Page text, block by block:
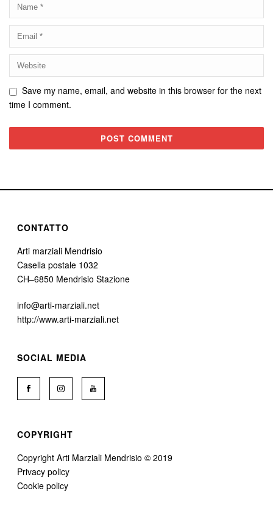
Save my name, email, and website in this browser for the next
time I comment.
CONTATTO
Arti marziali Mendrisio
Casella postale 1032
CH–6850 Mendrisio Stazione
info@arti-marziali.net
http://www.arti-marziali.net
SOCIAL MEDIA
COPYRIGHT
Copyright Arti Marziali Mendrisio © 2019
Privacy policy
Cookie policy